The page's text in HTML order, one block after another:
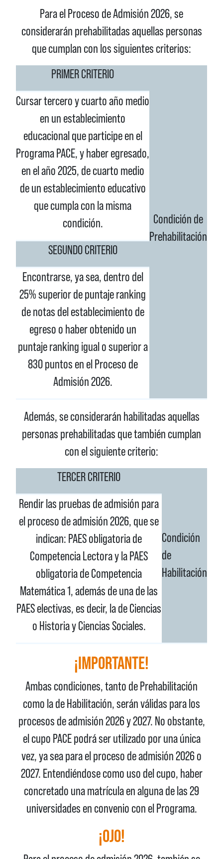
Para el Proceso de Admisión 2026, se
considerarán prehabilitadas aquellas personas
que cumplan con los siguientes criterios:
PRIMER CRITERIO
Condición de
Prehabilitación
Cursar tercero y cuarto año medio
en un establecimiento
educacional que participe en el
Programa PACE, y haber egresado,
en el año 2025, de cuarto medio
de un establecimiento educativo
que cumpla con la misma
condición.
SEGUNDO CRITERIO
Encontrarse, ya sea, dentro del
25% superior de puntaje ranking
de notas del establecimiento de
egreso o haber obtenido un
puntaje ranking igual o superior a
830 puntos en el Proceso de
Admisión 2026.
Además, se considerarán habilitadas aquellas
personas prehabilitadas que también cumplan
con el siguiente criterio:
TERCER CRITERIO
Condición
de
Habilitación
Rendir las pruebas de admisión para
el proceso de admisión 2026, que se
indican: PAES obligatoria de
Competencia Lectora y la PAES
obligatoria de Competencia
Matemática 1, además de una de las
PAES electivas, es decir, la de Ciencias
o Historia y Ciencias Sociales.
¡IMPORTANTE!
Ambas condiciones, tanto de Prehabilitación
como la de Habilitación, serán válidas para los
procesos de admisión 2026 y 2027. No obstante,
el cupo PACE podrá ser utilizado por una única
vez, ya sea para el proceso de admisión 2026 o
2027. Entendiéndose como uso del cupo, haber
concretado una matrícula en alguna de las 29
universidades en convenio con el Programa.
¡OJO!